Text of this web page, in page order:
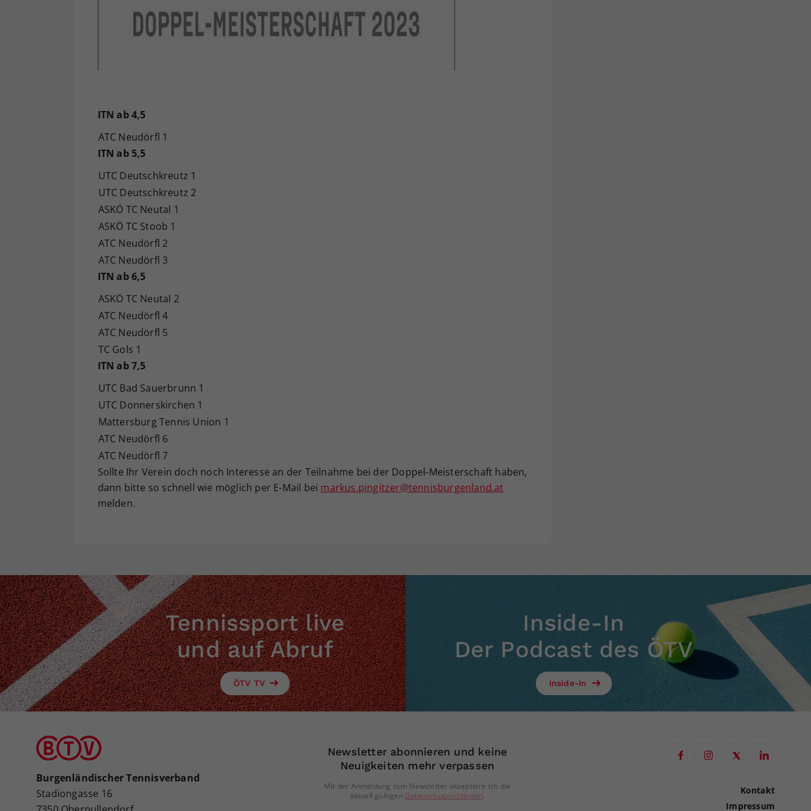
ITN ab 4,5
ATC Neudörfl 1
ITN ab 5,5
UTC Deutschkreutz 1
UTC Deutschkreutz 2
ASKÖ TC Neutal 1
ASKÖ TC Stoob 1
ATC Neudörfl 2
ATC Neudörfl 3
ITN ab 6,5
ASKÖ TC Neutal 2
ATC Neudörfl 4
ATC Neudörfl 5
TC Gols 1
ITN ab 7,5
UTC Bad Sauerbrunn 1
UTC Donnerskirchen 1
Mattersburg Tennis Union 1
ATC Neudörfl 6
ATC Neudörfl 7
Sollte Ihr Verein doch noch Interesse an der Teilnahme bei der Doppel-Meisterschaft haben,
dann bitte so schnell wie möglich per E-Mail bei markus.pingitzer@tennisburgenland.at
melden.
Tennissport live
und auf Abruf
ÖTV TV
Inside-In
Der Podcast des ÖTV
Inside-In
Burgenländischer Tennisverband
Stadiongasse 16
Newsletter abonnieren und keine
Neuigkeiten mehr verpassen
Mit der Anmeldung zum Newsletter akzeptiere ich die
aktuell gültigen Datenschutzrichtlinien.
Kontakt
Impressum
Ihrer vorgenommen Einstellungen, falls der
Webseiten-Betreiber dies eingestellt hat.